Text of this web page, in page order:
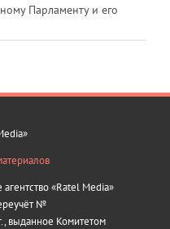
Парламенту и его
«Ratel Media»
№
выданное Комитетом